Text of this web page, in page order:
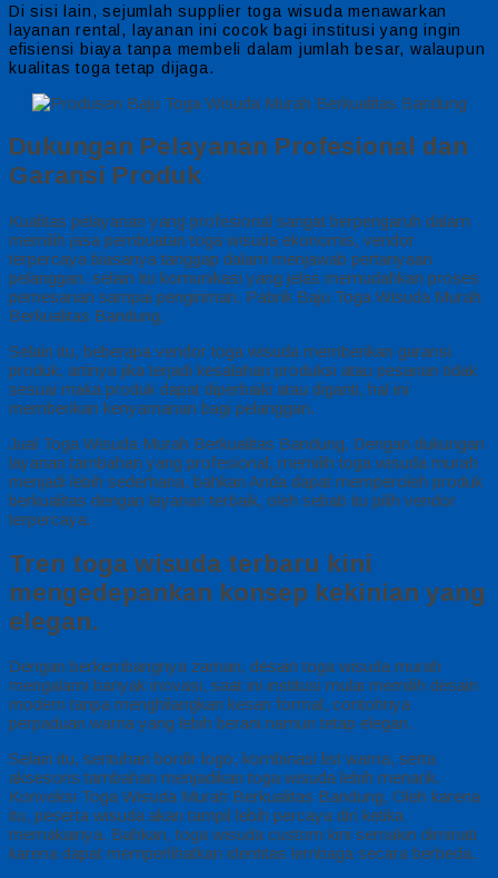
Di sisi lain, sejumlah supplier toga wisuda menawarkan
layanan rental, layanan ini cocok bagi institusi yang ingin
efisiensi biaya tanpa membeli dalam jumlah besar, walaupun
kualitas toga tetap dijaga.
Dukungan Pelayanan Profesional dan
Garansi Produk
Kualitas pelayanan yang profesional sangat berpengaruh dalam
memilih jasa pembuatan toga wisuda ekonomis, vendor
terpercaya biasanya tanggap dalam menjawab pertanyaan
pelanggan, selain itu komunikasi yang jelas memudahkan proses
pemesanan sampai pengiriman. Pabrik Baju Toga Wisuda Murah
Berkualitas Bandung,
Selain itu, beberapa vendor toga wisuda memberikan garansi
produk, artinya jika terjadi kesalahan produksi atau pesanan tidak
sesuai maka produk dapat diperbaiki atau diganti, hal ini
memberikan kenyamanan bagi pelanggan.
Jual Toga Wisuda Murah Berkualitas Bandung, Dengan dukungan
layanan tambahan yang profesional, memilih toga wisuda murah
menjadi lebih sederhana, bahkan Anda dapat memperoleh produk
berkualitas dengan layanan terbaik, oleh sebab itu pilih vendor
terpercaya.
Tren toga wisuda terbaru kini
mengedepankan konsep kekinian yang
elegan.
Dengan berkembangnya zaman, desain toga wisuda murah
mengalami banyak inovasi, saat ini institusi mulai memilih desain
modern tanpa menghilangkan kesan formal, contohnya
perpaduan warna yang lebih berani namun tetap elegan.
Selain itu, sentuhan bordir logo, kombinasi list warna, serta
aksesoris tambahan menjadikan toga wisuda lebih menarik.
Konveksi Toga Wisuda Murah Berkualitas Bandung, Oleh karena
itu, peserta wisuda akan tampil lebih percaya diri ketika
memakainya. Bahkan, toga wisuda custom kini semakin diminati
karena dapat memperlihatkan identitas lembaga secara berbeda.